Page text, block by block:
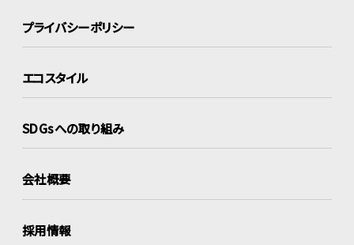
プライバシーポリシー
エコスタイル
SDGsへの取り組み
会社概要
採用情報